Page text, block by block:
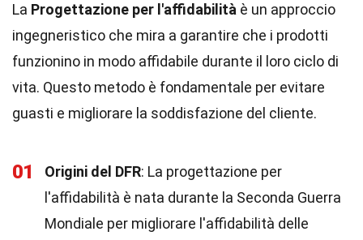
La Progettazione per l'affidabilità è un approccio
ingegneristico che mira a garantire che i prodotti
funzionino in modo affidabile durante il loro ciclo di
vita. Questo metodo è fondamentale per evitare
guasti e migliorare la soddisfazione del cliente.
01 Origini del DFR: La progettazione per
l'affidabilità è nata durante la Seconda Guerra
Mondiale per migliorare l'affidabilità delle